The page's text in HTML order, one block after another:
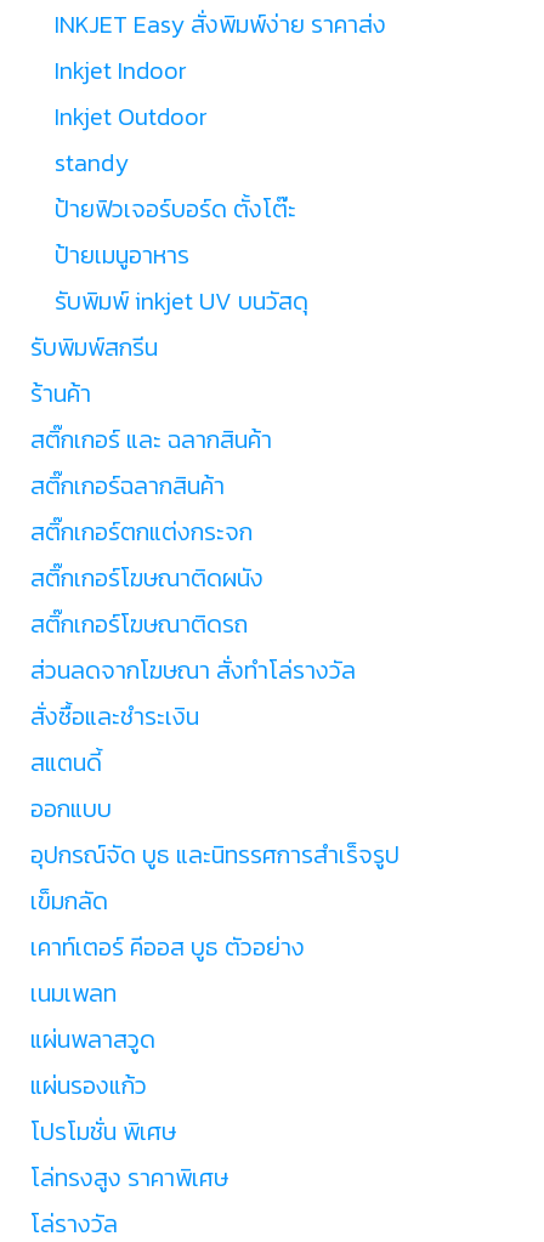
INKJET Easy สั่งพิมพ์ง่าย ราคาส่ง
Inkjet Indoor
Inkjet Outdoor
standy
ป้ายฟิวเจอร์บอร์ด ตั้งโต๊ะ
ป้ายเมนูอาหาร
รับพิมพ์ inkjet UV บนวัสดุ
รับพิมพ์สกรีน
ร้านค้า
สติ๊กเกอร์ และ ฉลากสินค้า
สติ๊กเกอร์ฉลากสินค้า
สติ๊กเกอร์ตกแต่งกระจก
สติ๊กเกอร์โฆษณาติดผนัง
สติ๊กเกอร์โฆษณาติดรถ
ส่วนลดจากโฆษณา สั่งทำโล่รางวัล
สั่งซื้อและชำระเงิน
สแตนดี้
ออกแบบ
อุปกรณ์จัด บูธ และนิทรรศการสำเร็จรูป
เข็มกลัด
เคาท์เตอร์ คีออส บูธ ตัวอย่าง
เนมเพลท
แผ่นพลาสวูด
แผ่นรองแก้ว
โปรโมชั่น พิเศษ
โล่ทรงสูง ราคาพิเศษ
โล่รางวัล